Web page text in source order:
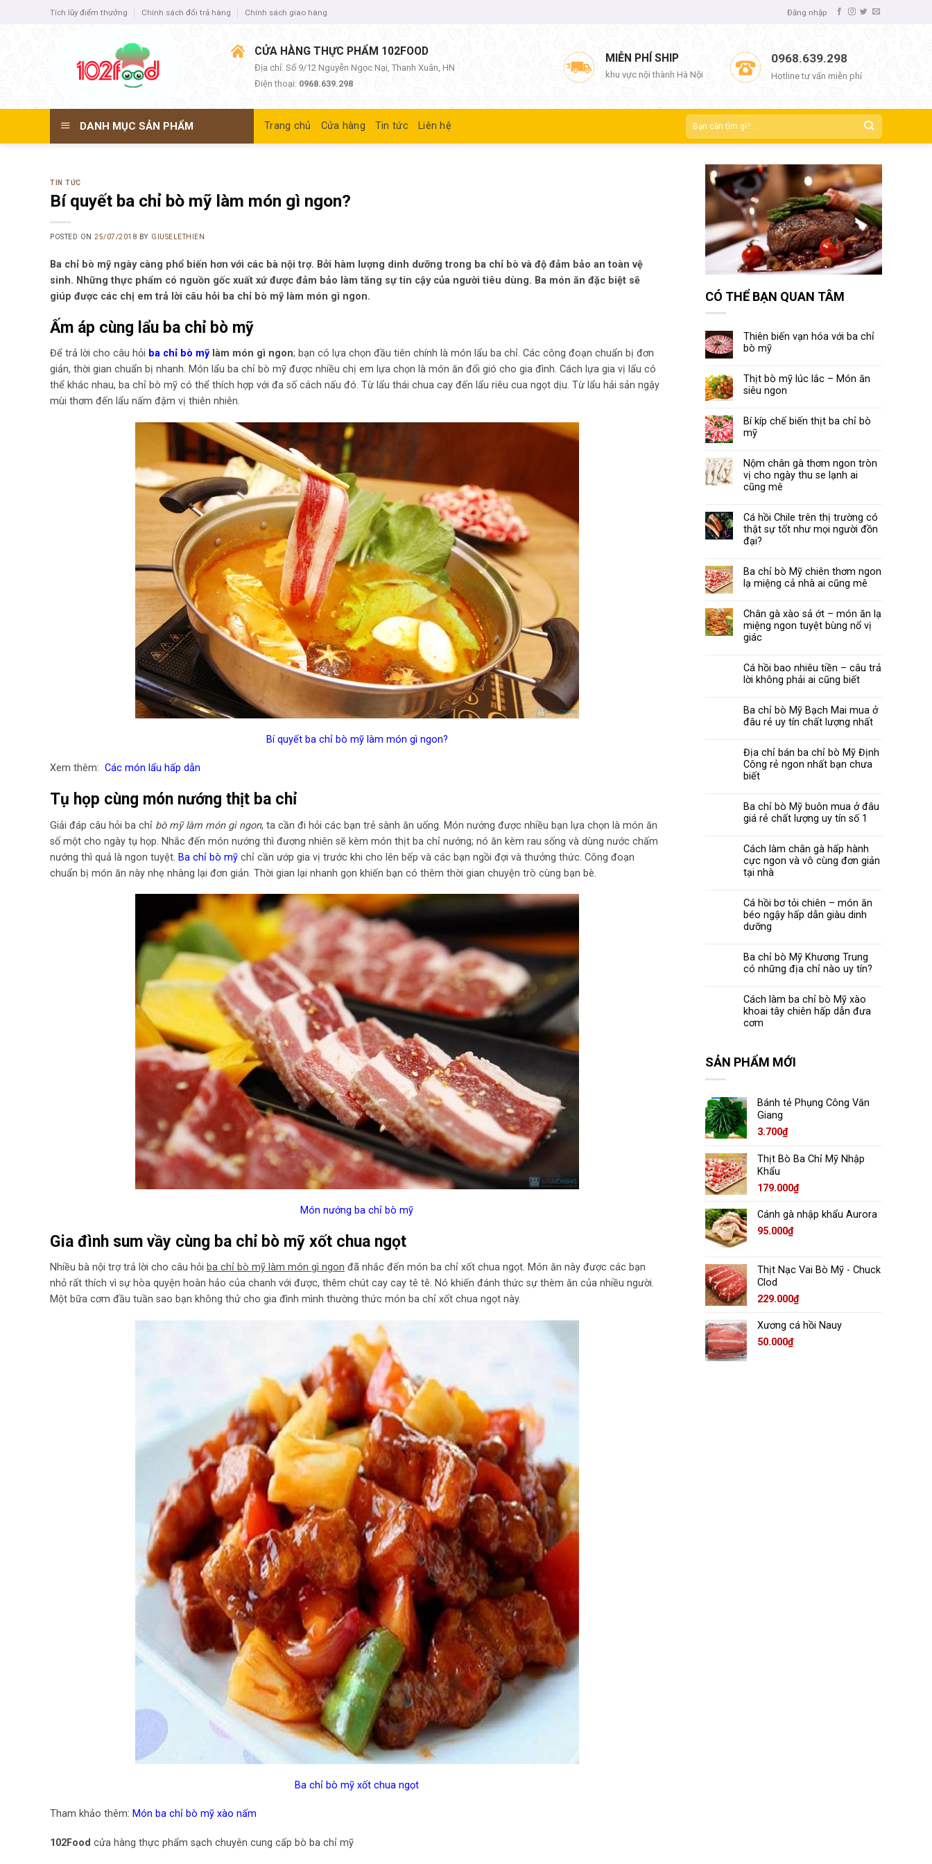
Tích lũy điểm thưởng Chính sách đổi trả hàng Chính sách giao hàng Đăng nhập
CỬA HÀNG THỰC PHẨM 102FOOD
Địa chỉ: Số 9/12 Nguyễn Ngọc Nại, Thanh Xuân, HN
Điện thoại: 0968.639.298
MIỄN PHÍ SHIP
khu vực nội thành Hà Nội
0968.639.298
Hotline tư vấn miễn phí
DANH MỤC SẢN PHẨM Trang chủ Cửa hàng Tin tức Liên hệ
TIN TỨC
Bí quyết ba chỉ bò mỹ làm món gì ngon?
POSTED ON25/07/2018 BY GIUSELETHIEN
Ba chỉ bò mỹ ngày càng phổ biến hơn với các bà nội trợ. Bởi hàm lượng dinh dưỡng trong ba chỉ bò và độ đảm bảo an toàn vệ
sinh. Những thực phẩm có nguồn gốc xuất xứ được đảm bảo làm tăng sự tin cậy của người tiêu dùng. Ba món ăn đặc biệt sẽ
giúp được các chị em trả lời câu hỏi ba chỉ bò mỹ làm món gì ngon.
Ấm áp cùng lẩu ba chỉ bò mỹ
Để trả lời cho câu hỏi ba chỉ bò mỹ làm món gì ngon; bạn có lựa chọn đầu tiên chính là món lẩu ba chỉ. Các công đoạn chuẩn bị đơn
giản, thời gian chuẩn bị nhanh. Món lẩu ba chỉ bò mỹ được nhiều chị em lựa chọn là món ăn đổi gió cho gia đình. Cách lựa gia vị lẩu có
thể khác nhau, ba chỉ bò mỹ có thể thích hợp với đa số cách nấu đó. Từ lẩu thái chua cay đến lẩu riêu cua ngọt dịu. Từ lẩu hải sản ngậy
mùi thơm đến lẩu nấm đậm vị thiên nhiên.
Bí quyết ba chỉ bò mỹ làm món gì ngon?
Xem thêm: Các món lẩu hấp dẫn
Tụ họp cùng món nướng thịt ba chỉ
Giải đáp câu hỏi ba chỉ bò mỹ làm món gì ngon, ta cần đi hỏi các bạn trẻ sành ăn uống. Món nướng được nhiều bạn lựa chọn là món ăn
số một cho ngày tụ họp. Nhắc đến món nướng thì đương nhiên sẽ kèm món thịt ba chỉ nướng; nó ăn kèm rau sống và dùng nước chấm
nướng thì quả là ngon tuyệt. Ba chỉ bò mỹ chỉ cần ướp gia vị trước khi cho lên bếp và các bạn ngồi đợi và thưởng thức. Công đoạn
chuẩn bị món ăn này nhẹ nhàng lại đơn giản. Thời gian lại nhanh gọn khiến bạn có thêm thời gian chuyện trò cùng bạn bè.
Món nướng ba chỉ bò mỹ
Gia đình sum vầy cùng ba chỉ bò mỹ xốt chua ngọt
Nhiều bà nội trợ trả lời cho câu hỏi ba chỉ bò mỹ làm món gì ngon đã nhắc đến món ba chỉ xốt chua ngọt. Món ăn này được các bạn
nhỏ rất thích vì sự hòa quyện hoàn hảo của chanh với được, thêm chút cay cay tê tê. Nó khiến đánh thức sự thèm ăn của nhiều người.
Một bữa cơm đầu tuần sao bạn không thử cho gia đình mình thường thức món ba chỉ xốt chua ngọt này.
Ba chỉ bò mỹ xốt chua ngọt
Tham khảo thêm: Món ba chỉ bò mỹ xào nấm
102Food cửa hàng thực phẩm sạch chuyên cung cấp bò ba chỉ mỹ
CÓ THỂ BẠN QUAN TÂM
Thiên biến vạn hóa với ba chỉ
bò mỹ
Thịt bò mỹ lúc lắc – Món ăn
siêu ngon
Bí kíp chế biến thịt ba chỉ bò
mỹ
Nộm chân gà thơm ngon tròn
vị cho ngày thu se lạnh ai
cũng mê
Cá hồi Chile trên thị trường có
thật sự tốt như mọi người đồn
đại?
Ba chỉ bò Mỹ chiên thơm ngon
lạ miệng cả nhà ai cũng mê
Chân gà xào sả ớt – món ăn lạ
miệng ngon tuyệt bùng nổ vị
giác
Cá hồi bao nhiêu tiền – câu trả
lời không phải ai cũng biết
Ba chỉ bò Mỹ Bạch Mai mua ở
đâu rẻ uy tín chất lượng nhất
Địa chỉ bán ba chỉ bò Mỹ Định
Công rẻ ngon nhất bạn chưa
biết
Ba chỉ bò Mỹ buôn mua ở đâu
giá rẻ chất lượng uy tín số 1
Cách làm chân gà hấp hành
cực ngon và vô cùng đơn giản
tại nhà
Cá hồi bơ tỏi chiên – món ăn
béo ngậy hấp dẫn giàu dinh
dưỡng
Ba chỉ bò Mỹ Khương Trung
có những địa chỉ nào uy tín?
Cách làm ba chỉ bò Mỹ xào
khoai tây chiên hấp dẫn đưa
cơm
SẢN PHẨM MỚI
Bánh tẻ Phụng Công Văn
Giang
3.700₫
Thịt Bò Ba Chỉ Mỹ Nhập
Khẩu
179.000₫
Cánh gà nhập khẩu Aurora
95.000₫
Thịt Nạc Vai Bò Mỹ - Chuck
Clod
229.000₫
Xương cá hồi Nauy
50.000₫